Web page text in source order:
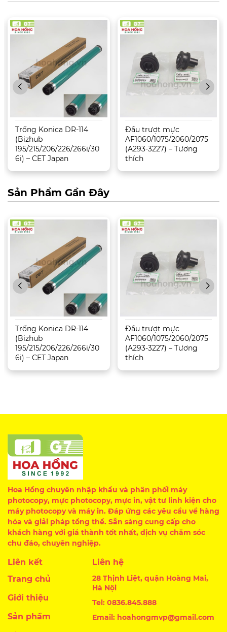
Trống Konica DR-114
(Bizhub
195/215/206/226/266i/30
6i) – CET Japan
Đầu trượt mực
AF1060/1075/2060/2075
(A293-3227) – Tương
thích
Sản Phẩm Gần Đây
Trống Konica DR-114
(Bizhub
195/215/206/226/266i/30
6i) – CET Japan
Đầu trượt mực
AF1060/1075/2060/2075
(A293-3227) – Tương
thích
Hoa Hồng chuyên nhập khẩu và phân phối máy
photocopy, mực photocopy, mực in, vật tư linh kiện cho
máy photocopy và máy in. Đáp ứng các yêu cầu về hàng
hóa và giải pháp tổng thể. Sẵn sàng cung cấp cho
khách hàng với giá thành tốt nhất, dịch vụ chăm sóc
chu đáo, chuyên nghiệp.
Liên kết
Trang chủ
Giới thiệu
Sản phẩm
Liên hệ
28 Thịnh Liệt, quận Hoàng Mai,
Hà Nội
Tel: 0836.845.888
Email: hoahongmvp@gmail.com